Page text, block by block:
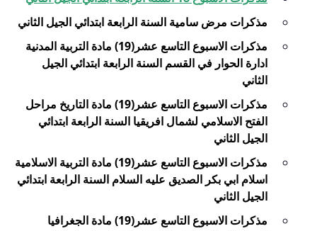
مذكرات مرض سامية السنة الرابعة ابتدائي الجيل الثاني
مذكرات الاسبوع التاسع عشر(19) مادة التربية المدنية
ادارة الحوار في القسم السنة الرابعة ابتدائي الجيل
الثاني
مذكرات الاسبوع التاسع عشر(19) مادة التاريخ مراحل
الفتح الاسلامي لشمال افريقيا السنة الرابعة ابتدائي
الجيل الثاني
مذكرات الاسبوع التاسع عشر(19) مادة التربية الاسلامية
اسلام ابي بكر الصديق عليه السلام السنة الرابعة ابتدائي
الجيل الثاني
مذكرات الاسبوع التاسع عشر(19) مادة الجغرافيا